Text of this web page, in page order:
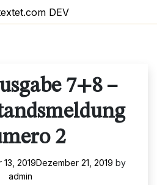
7+8 –
2
2019Dezember 21, 2019 by
admin